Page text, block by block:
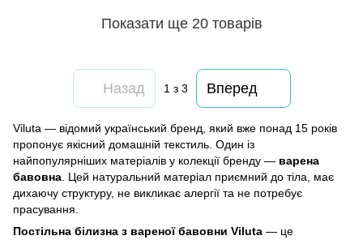
Показати ще 20 товарів
Назад 1 з 3 Вперед
Viluta — відомий український бренд, який вже понад 15 років
пропонує якісний домашній текстиль. Один із
найпопулярніших матеріалів у колекції бренду — варена
бавовна . Цей натуральний матеріал приємний до тіла, має
дихаючу структуру, не викликає алергії та не потребує
прасування.
Постільна білизна з вареної бавовни Viluta — це